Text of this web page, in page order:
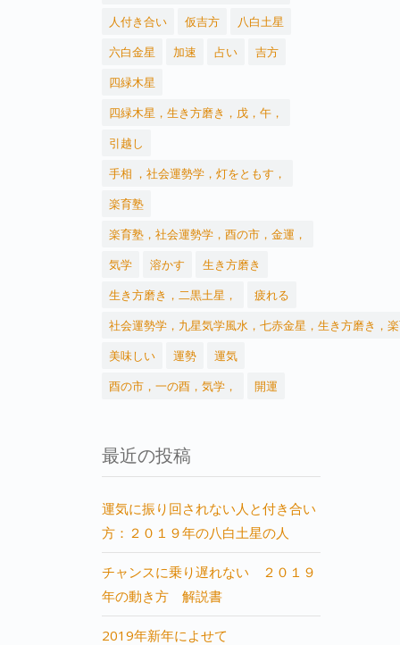
人付き合い
仮吉方
八白土星
六白金星
加速 占い
吉方
四緑木星
四緑木星，生き方磨き，戊，午，
引越し
手相 ，社会運勢学，灯をともす，
楽育塾
楽育塾，社会運勢学，酉の市，金運，
気学
溶かす
生き方磨き
生き方磨き，二黒土星，
疲れる
社会運勢学，九星気学風水，七赤金星，生き方磨き，
美味しい
運勢
運気
酉の市，一の酉，気学，
開運
最近の投稿
運気に振り回されない人と付き合い
方：２０１９年の八白土星の人
チャンスに乗り遅れない ２０１９
年の動き方 解説書
2019年新年によせて